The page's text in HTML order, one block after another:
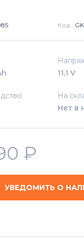
Код:
11,1 V
На
Нет в
₽
УВЕДОМИТЬ О